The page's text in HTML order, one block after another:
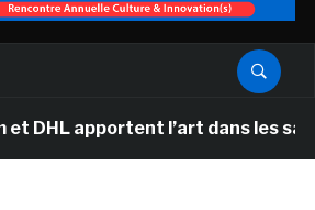
apportent l’art dans les salles